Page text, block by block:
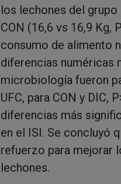
los lechones del
CON (16,6 vs 16,9 Kg,
consumo de alimento
diferencias numéricas
microbiología fueron
UFC, para CON y DIC,
diferencias más
en el ISI. Se concluyó
refuerzo para mejorar
lechones.